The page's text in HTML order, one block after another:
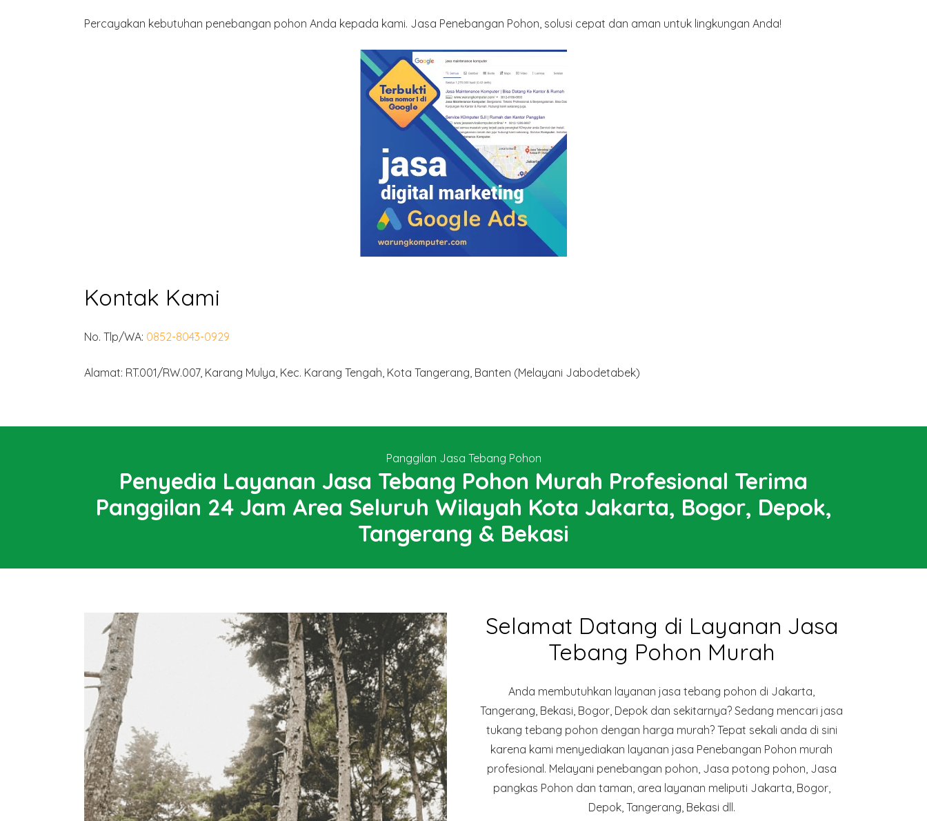
Percayakan kebutuhan penebangan pohon Anda kepada kami. Jasa Penebangan Pohon, solusi cepat dan aman untuk lingkungan Anda!
Kontak Kami
No. Tlp/WA: 0852-8043-0929
Alamat: RT.001/RW.007, Karang Mulya, Kec. Karang Tengah, Kota Tangerang, Banten (Melayani Jabodetabek)
Panggilan Jasa Tebang Pohon
Penyedia Layanan Jasa Tebang Pohon Murah Profesional Terima
Panggilan 24 Jam Area Seluruh Wilayah Kota Jakarta, Bogor, Depok,
Tangerang & Bekasi
Selamat Datang di Layanan Jasa
Tebang Pohon Murah
Anda membutuhkan layanan jasa tebang pohon di Jakarta,
Tangerang, Bekasi, Bogor, Depok dan sekitarnya? Sedang mencari jasa
tukang tebang pohon dengan harga murah? Tepat sekali anda di sini
karena kami menyediakan layanan jasa Penebangan Pohon murah
profesional. Melayani penebangan pohon, Jasa potong pohon, Jasa
pangkas Pohon dan taman, area layanan meliputi Jakarta, Bogor,
Depok, Tangerang, Bekasi dll.